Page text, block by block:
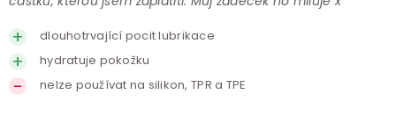
dlouhotrvající pocit lubrikace
hydratuje pokožku
nelze používat na silikon, TPR a TPE